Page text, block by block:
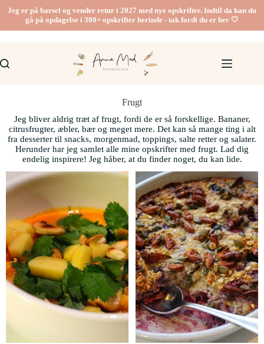
Jeg er på barsel og vender retur i 2027 med nye opskrifter. Indtil da kan du
gå på opdagelse i 300+ opskrifter herinde - tak fordi du er her 🤍
Frugt
Jeg bliver aldrig træt af frugt, fordi de er så forskellige. Bananer,
citrusfrugter, æbler, bær og meget mere. Det kan så mange ting i alt
fra desserter til snacks, morgenmad, toppings, salte retter og salater.
Herunder har jeg samlet alle mine opskrifter med frugt. Lad dig
endelig inspirere! Jeg håber, at du finder noget, du kan lide.